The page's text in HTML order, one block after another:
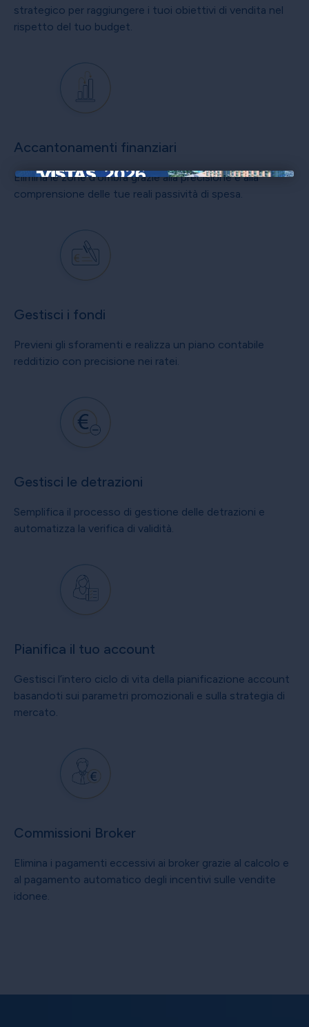
strategico per raggiungere i tuoi obiettivi di vendita nel
rispetto del tuo budget.
Accantonamenti finanziari
Elimina le zone d'ombra grazie alla precisione e alla
comprensione delle tue reali passività di spesa.
Gestisci i fondi
Previeni gli sforamenti e realizza un piano contabile
redditizio con precisione nei ratei.
Gestisci le detrazioni
Semplifica il processo di gestione delle detrazioni e
automatizza la verifica di validità.
Pianifica il tuo account
Gestisci l’intero ciclo di vita della pianificazione account
basandoti sui parametri promozionali e sulla strategia di
mercato.
Commissioni Broker
Elimina i pagamenti eccessivi ai broker grazie al calcolo e
al pagamento automatico degli incentivi sulle vendite
idonee.